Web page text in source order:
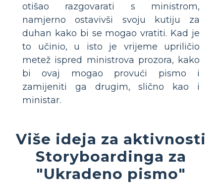
otišao razgovarati s ministrom,
namjerno ostavivši svoju kutiju za
duhan kako bi se mogao vratiti. Kad je
to učinio, u isto je vrijeme upriličio
metež ispred ministrova prozora, kako
bi ovaj mogao provući pismo i
zamijeniti ga drugim, slično kao i
ministar.
Više ideja za aktivnosti
Storyboardinga za
"Ukradeno pismo"